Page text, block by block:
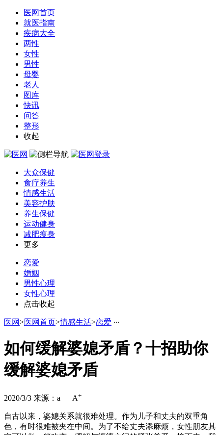
医网首页
就医指南
疾病大全
两性
女性
男性
母婴
老人
图库
快讯
问答
整形
收起
大众保健
食疗养生
情感生活
美容护肤
养生保健
运动健身
减肥瘦身
更多
恋爱
婚姻
男性心理
女性心理
点击收起
医网>医网首页>情感生活>恋爱 ···
如何缓解婆媳矛盾？十招助你
缓解婆媳矛盾
2020/3/3 来源： a- A+
自古以来，婆媳关系就很难处理。作为儿子和丈夫的双重角
色，有时很难被夹在中间。为了不给丈夫添麻烦，女性朋友其